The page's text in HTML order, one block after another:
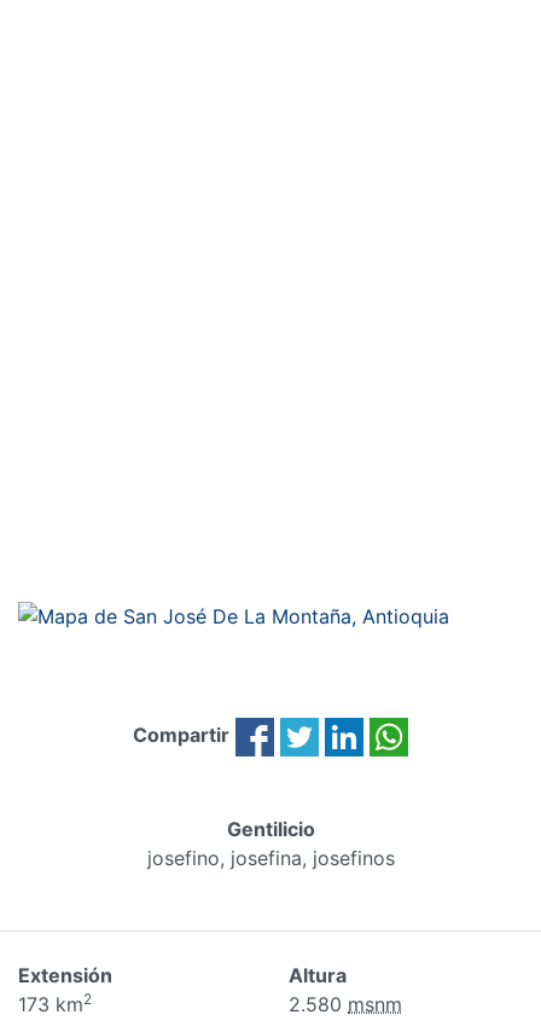
Compartir
Gentilicio
josefino, josefina, josefinos
Extensión
173 km2
Altura
2.580 msnm